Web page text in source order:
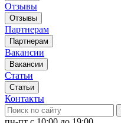
Отзывы
Отзывы
Партнерам
Партнерам
Вакансии
Вакансии
Статьи
Статьи
Контакты